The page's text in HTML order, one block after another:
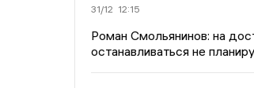
31/12 12:15
Роман Смольянинов: на
останавливаться не